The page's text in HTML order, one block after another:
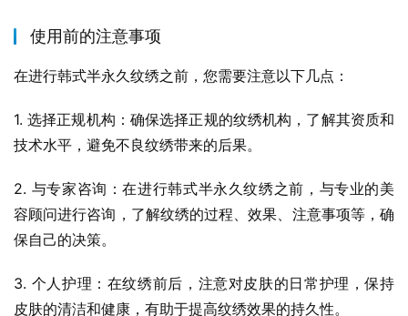
使用前的注意事项
在进行韩式半永久纹绣之前，您需要注意以下几点：
1. 选择正规机构：确保选择正规的纹绣机构，了解其资质和
技术水平，避免不良纹绣带来的后果。
2. 与专家咨询：在进行韩式半永久纹绣之前，与专业的美
容顾问进行咨询，了解纹绣的过程、效果、注意事项等，确
保自己的决策。
3. 个人护理：在纹绣前后，注意对皮肤的日常护理，保持
皮肤的清洁和健康，有助于提高纹绣效果的持久性。